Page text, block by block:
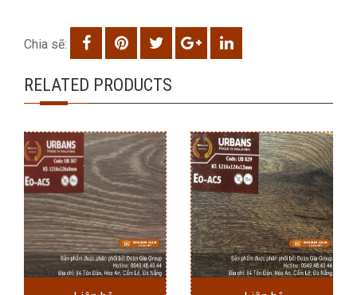
Chia sẽ:
RELATED PRODUCTS